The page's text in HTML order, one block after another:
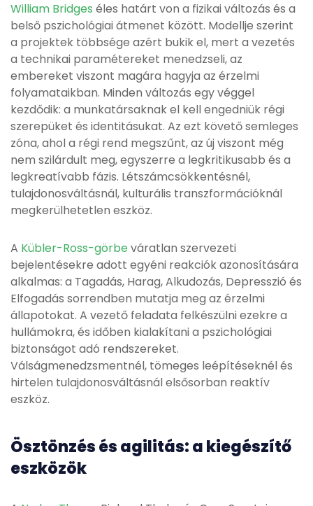
William Bridges éles határt von a fizikai változás és a
belső pszichológiai átmenet között. Modellje szerint
a projektek többsége azért bukik el, mert a vezetés
a technikai paramétereket menedzseli, az
embereket viszont magára hagyja az érzelmi
folyamataikban. Minden változás egy véggel
kezdődik: a munkatársaknak el kell engedniük régi
szerepüket és identitásukat. Az ezt követő semleges
zóna, ahol a régi rend megszűnt, az új viszont még
nem szilárdult meg, egyszerre a legkritikusabb és a
legkreatívabb fázis. Létszámcsökkentésnél,
tulajdonosváltásnál, kulturális transzformációknál
megkerülhetetlen eszköz.
A Kübler-Ross-görbeváratlan szervezeti
bejelentésekre adott egyéni reakciók azonosítására
alkalmas: a Tagadás, Harag, Alkudozás, Depresszió és
Elfogadás sorrendben mutatja meg az érzelmi
állapotokat. A vezető feladata felkészülni ezekre a
hullámokra, és időben kialakítani a pszichológiai
biztonságot adó rendszereket.
Válságmenedzsmentnél, tömeges leépítéseknél és
hirtelen tulajdonosváltásnál elsősorban reaktív
eszköz.
Ösztönzés és agilitás: a kiegészítő
eszközök